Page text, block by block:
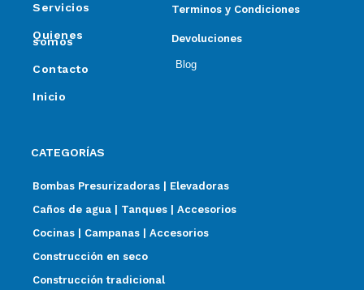
Servicios
Quienes
somos
Contacto
Inicio
Terminos y Condiciones
Devoluciones
Blog
CATEGORÍAS
Bombas Presurizadoras | Elevadoras
Caños de agua | Tanques | Accesorios
Cocinas | Campanas | Accesorios
Construcción en seco
Construcción tradicional